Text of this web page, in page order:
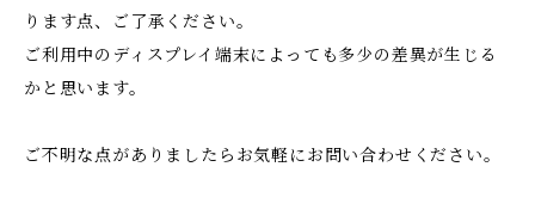
ります点、ご了承ください。
ご利用中のディスプレイ端末によっても多少の差異が生じる
かと思います。
ご不明な点がありましたらお気軽にお問い合わせください。